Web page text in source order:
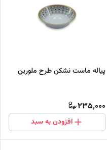
پیاله ماست نشکن طرح ملورین
235,000
افزودن به سبد